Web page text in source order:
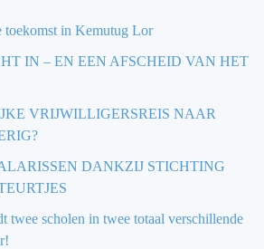
toekomst in Kemutug Lor
IN – EN EEN AFSCHEID VAN HET
VRIJWILLIGERSREIS NAAR
DANKZIJ STICHTING
twee scholen in twee totaal verschillende